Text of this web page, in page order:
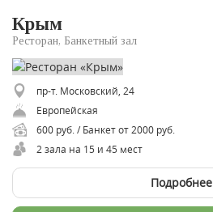
Крым
Ресторан, Банкетный зал
пр-т. Московский, 24
Европейская
600 руб. / Банкет от 2000 руб.
2 зала на 15 и 45 мест
Подробнее